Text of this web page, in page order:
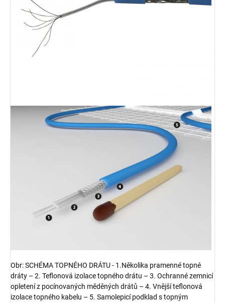
Obr: SCHÉMA TOPNÉHO DRÁTU - 1.Několika pramenné topné
dráty – 2. Teflonová izolace topného drátu – 3. Ochranné zemnicí
opletení z pocínovaných měděných drátů – 4. Vnější teflonová
izolace topného kabelu – 5. Samolepicí podklad s topným